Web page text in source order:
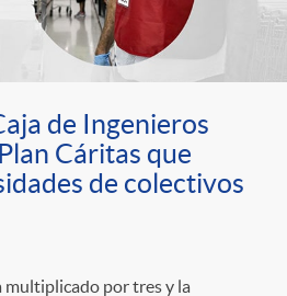
de Ingenieros
Cáritas que
de colectivos
multiplicado por tres y la